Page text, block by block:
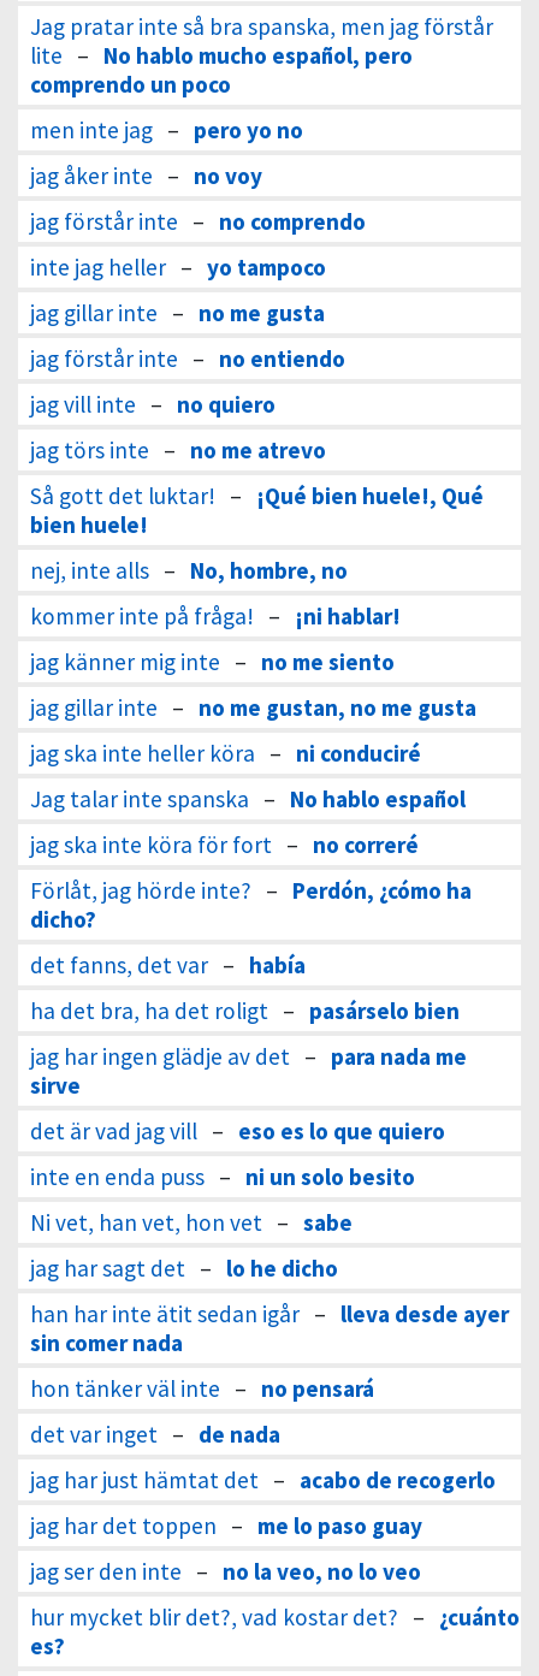
Jag pratar inte så bra spanska, men jag förstår
lite – No hablo mucho español, pero
comprendo un poco
men inte jag – pero yo no
jag åker inte – no voy
jag förstår inte – no comprendo
inte jag heller – yo tampoco
jag gillar inte – no me gusta
jag förstår inte – no entiendo
jag vill inte – no quiero
jag törs inte – no me atrevo
Så gott det luktar! –
¡Qué bien huele!, Qué
bien huele!
nej, inte alls – No, hombre, no
kommer inte på fråga! –
¡ni hablar!
jag känner mig inte – no me siento
jag gillar inte – no me gustan, no me gusta
jag ska inte heller köra – ni conduciré
Jag talar inte spanska – No hablo español
jag ska inte köra för fort – no correré
Förlåt, jag hörde inte? – Perdón, ¿cómo ha
dicho?
det fanns, det var – había
ha det bra, ha det roligt – pasárselo bien
jag har ingen glädje av det – para nada me
sirve
det är vad jag vill – eso es lo que quiero
inte en enda puss – ni un solo besito
Ni vet, han vet, hon vet – sabe
jag har sagt det – lo he dicho
han har inte ätit sedan igår – lleva desde ayer
sin comer nada
hon tänker väl inte – no pensará
det var inget – de nada
jag har just hämtat det – acabo de recogerlo
jag har det toppen – me lo paso guay
jag ser den inte – no la veo, no lo veo
hur mycket blir det?, vad kostar det? – ¿cuánto
es?